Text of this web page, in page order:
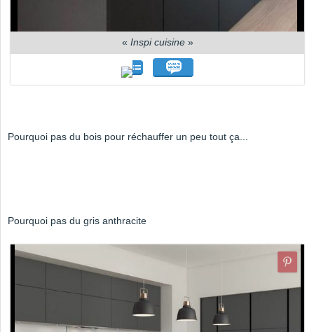
« Inspi cuisine»
Pourquoi pas du bois pour réchauffer un peu tout ça...
Pourquoi pas du gris anthracite